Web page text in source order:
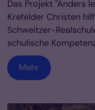
Das Projekt "Anders
Krefelder Christen
Schweitzer-
schulische
Mehr